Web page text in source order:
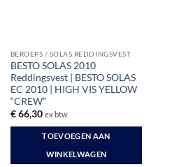
BEROEPS / SOLAS REDDINGSVEST
BESTO SOLAS 2010
Reddingsvest | BESTO SOLAS
EC 2010 | HIGH VIS YELLOW
“CREW”
€66,30 ex btw
TOEVOEGEN AAN
WINKELWAGEN